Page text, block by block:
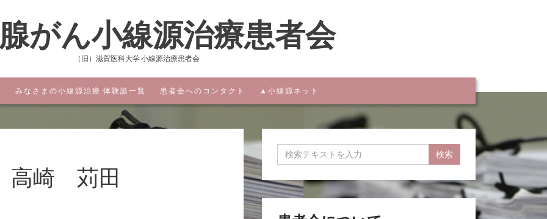
がん小線源治療患者会
（旧）滋賀医科大学 小線源治療患者会
みなさまの小線源治療 体験談一覧 患者会へのコンタクト ▲小線源ネット
崎 苅田